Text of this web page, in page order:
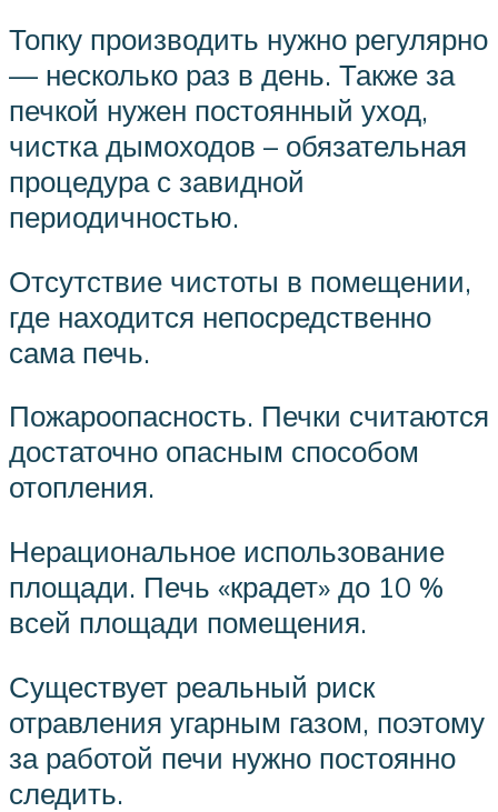
Топку производить нужно регулярно
— несколько раз в день. Также за
печкой нужен постоянный уход,
чистка дымоходов – обязательная
процедура с завидной
периодичностью.
Отсутствие чистоты в помещении,
где находится непосредственно
сама печь.
Пожароопасность. Печки считаются
достаточно опасным способом
отопления.
Нерациональное использование
площади. Печь «крадет» до 10 %
всей площади помещения.
Существует реальный риск
отравления угарным газом, поэтому
за работой печи нужно постоянно
следить.